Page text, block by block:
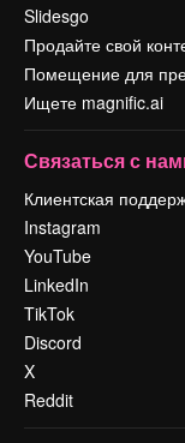
Slidesgo
Продайте свой
Помещение для
Ищете magnific.ai
Связаться с
Клиентская
Instagram
YouTube
LinkedIn
TikTok
Discord
X
Reddit